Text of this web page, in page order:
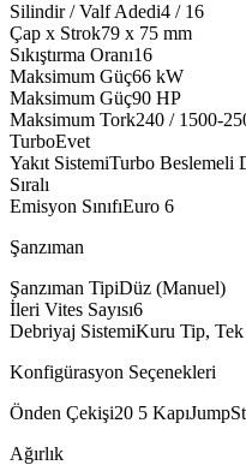
Silindir / Valf Adedi4 / 16
Çap x Strok79 x 75 mm
Sıkıştırma Oranı16
Maksimum Güç66 kW
Maksimum Güç90 HP
Maksimum Tork240 / 1500-
TurboEvet
Yakıt SistemiTurbo Beslemeli
Sıralı
Emisyon SınıfıEuro 6
Şanzıman
Şanzıman TipiDüz (Manuel)
İleri Vites Sayısı6
Debriyaj SistemiKuru Tip, Tek
Konfigürasyon Seçenekleri
Önden Çekişi20 5 KapıJump
Ağırlık